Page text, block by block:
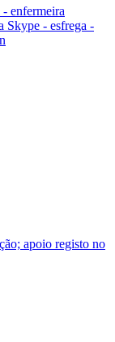
enfermeira
Skype - esfrega -
apoio registo no